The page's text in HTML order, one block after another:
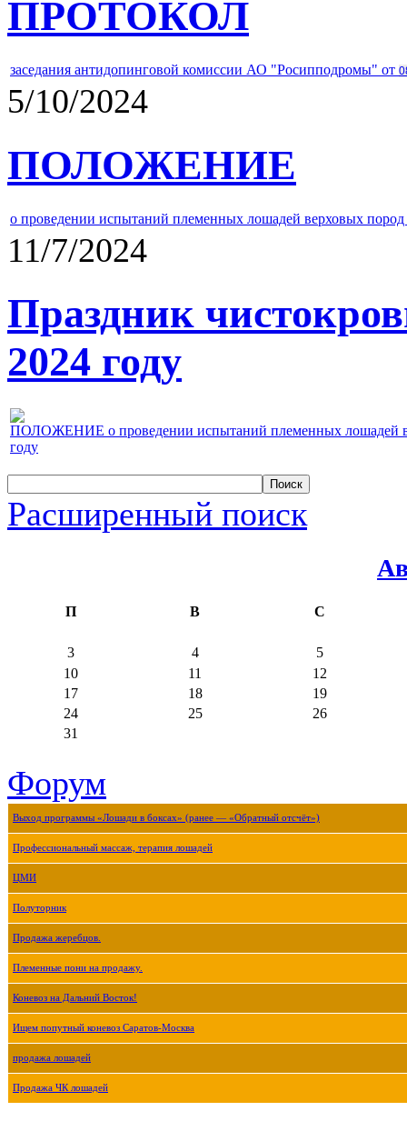
ПРОТОКОЛ
заседания антидопинговой комиссии АО "Росипподромы" от
5/10/2024
ПОЛОЖЕНИЕ
о проведении испытаний племенных лошадей верховых
11/7/2024
Праздник
2024 году
ПОЛОЖЕНИЕ о проведении испытаний племенных лошадей
году
Расширенный поиск
П В С
3 4
5
10
11
12
17
18
19
24
25
26
31
Форум
Выход программы «Лошади в боксах» (ранее — «Обратный отсчёт»)
Профессиональный массаж, терапия лошадей
ЦМИ
Полуторник
Продажа жеребцов.
Племенные пони на продажу.
Коневоз на Дальний Восток!
Ищем попутный коневоз Саратов-Москва
продажа лошадей
Продажа ЧК лошадей